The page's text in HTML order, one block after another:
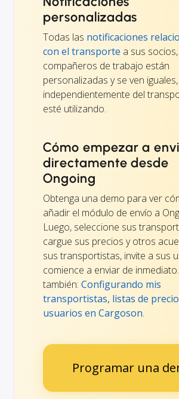
personalizadas
Todas las notificaciones
con el transporte a sus
compañeros de trabajo están
personalizadas y se ven iguales,
independientemente del
esté utilizando.
Cómo empezar a
directamente desde
Ongoing
Obtenga una demo para ver
añadir el módulo de envío a
Luego, seleccione sus
cargue sus precios y otros
sus transportistas, invite a sus
comience a enviar de
también: Configurando mis
transportistas, listas de
usuarios en Cargoson.
Programar una